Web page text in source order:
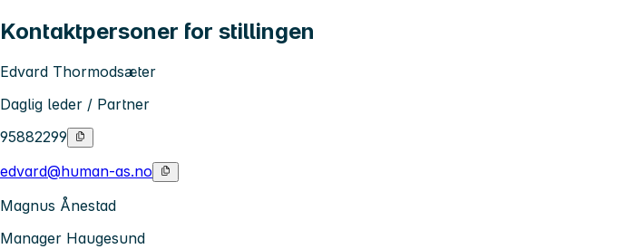
Kontaktpersoner for stillingen
Edvard Thormodsæter
Daglig leder / Partner
95882299
edvard@human-as.no
Magnus Ånestad
Manager Haugesund